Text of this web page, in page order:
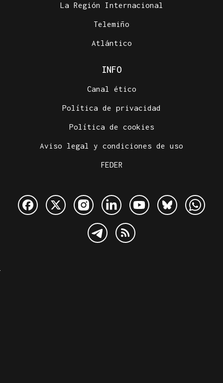
La Región Internacional
Telemiño
Atlántico
INFO
Canal ético
Política de privacidad
Política de cookies
Aviso legal y condiciones de uso
FEDER